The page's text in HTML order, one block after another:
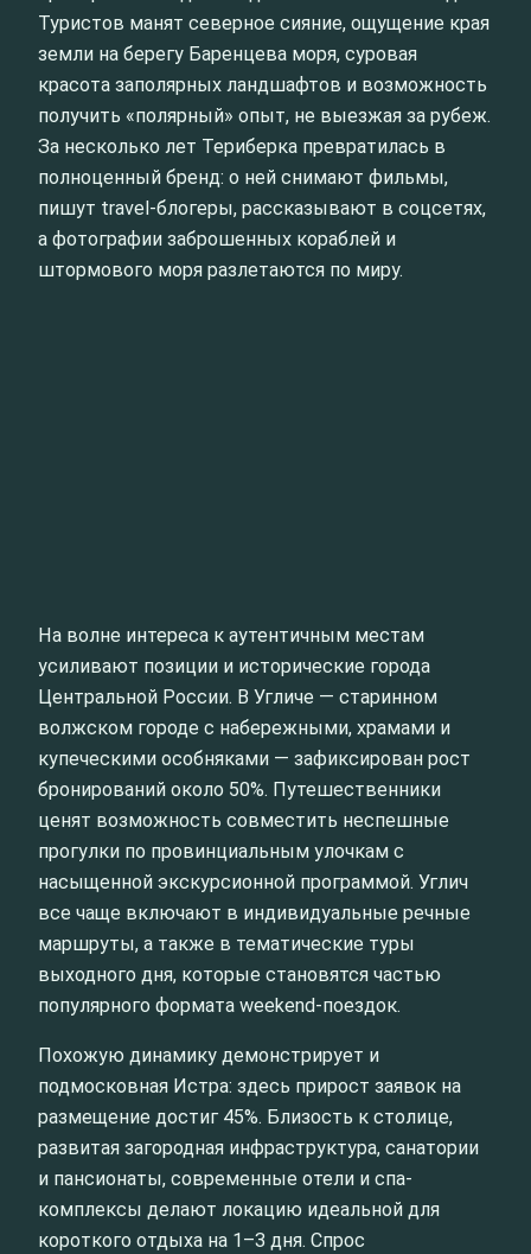
Туристов манят северное сияние, ощущение края
земли на берегу Баренцева моря, суровая
красота заполярных ландшафтов и возможность
получить «полярный» опыт, не выезжая за рубеж.
За несколько лет Териберка превратилась в
полноценный бренд: о ней снимают фильмы,
пишут travel-блогеры, рассказывают в соцсетях,
а фотографии заброшенных кораблей и
штормового моря разлетаются по миру.
На волне интереса к аутентичным местам
усиливают позиции и исторические города
Центральной России. В Угличе — старинном
волжском городе с набережными, храмами и
купеческими особняками — зафиксирован рост
бронирований около 50%. Путешественники
ценят возможность совместить неспешные
прогулки по провинциальным улочкам с
насыщенной экскурсионной программой. Углич
все чаще включают в индивидуальные речные
маршруты, а также в тематические туры
выходного дня, которые становятся частью
популярного формата weekend-поездок.
Похожую динамику демонстрирует и
подмосковная Истра: здесь прирост заявок на
размещение достиг 45%. Близость к столице,
развитая загородная инфраструктура, санатории
и пансионаты, современные отели и спа-
комплексы делают локацию идеальной для
короткого отдыха на 1–3 дня. Спрос